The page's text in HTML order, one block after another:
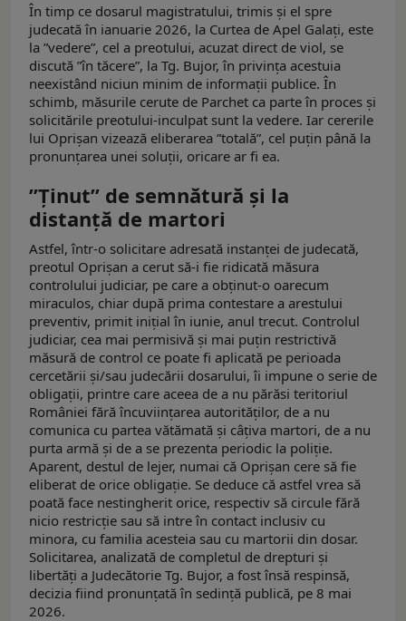
În timp ce dosarul magistratului, trimis și el spre
judecată în ianuarie 2026, la Curtea de Apel Galați, este
la ”vedere”, cel a preotului, acuzat direct de viol, se
discută ”în tăcere”, la Tg. Bujor, în privința acestuia
neexistând niciun minim de informații publice. În
schimb, măsurile cerute de Parchet ca parte în proces și
solicitările preotului-inculpat sunt la vedere. Iar cererile
lui Oprișan vizează eliberarea ”totală”, cel puțin până la
pronunțarea unei soluții, oricare ar fi ea.
”Ținut” de semnătură și la
distanță de martori
Astfel, într-o solicitare adresată instanței de judecată,
preotul Oprișan a cerut să-i fie ridicată măsura
controlului judiciar, pe care a obținut-o oarecum
miraculos, chiar după prima contestare a arestului
preventiv, primit inițial în iunie, anul trecut. Controlul
judiciar, cea mai permisivă și mai puțin restrictivă
măsură de control ce poate fi aplicată pe perioada
cercetării și/sau judecării dosarului, îi impune o serie de
obligații, printre care aceea de a nu părăsi teritoriul
României fără încuviințarea autorităților, de a nu
comunica cu partea vătămată și câțiva martori, de a nu
purta armă și de a se prezenta periodic la poliție.
Aparent, destul de lejer, numai că Oprișan cere să fie
eliberat de orice obligație. Se deduce că astfel vrea să
poată face nestingherit orice, respectiv să circule fără
nicio restricție sau să intre în contact inclusiv cu
minora, cu familia acesteia sau cu martorii din dosar.
Solicitarea, analizată de completul de drepturi și
libertăți a Judecătorie Tg. Bujor, a fost însă respinsă,
decizia fiind pronunțată în sedință publică, pe 8 mai
2026.